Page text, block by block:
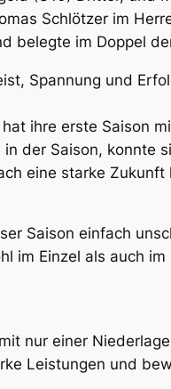
Schlötzer im
belegte im Doppel
Spannung und
ihre erste Saison
der Saison, konnte
eine starke Zukunft
Saison einfach
im Einzel als auch
nur einer
Leistungen und